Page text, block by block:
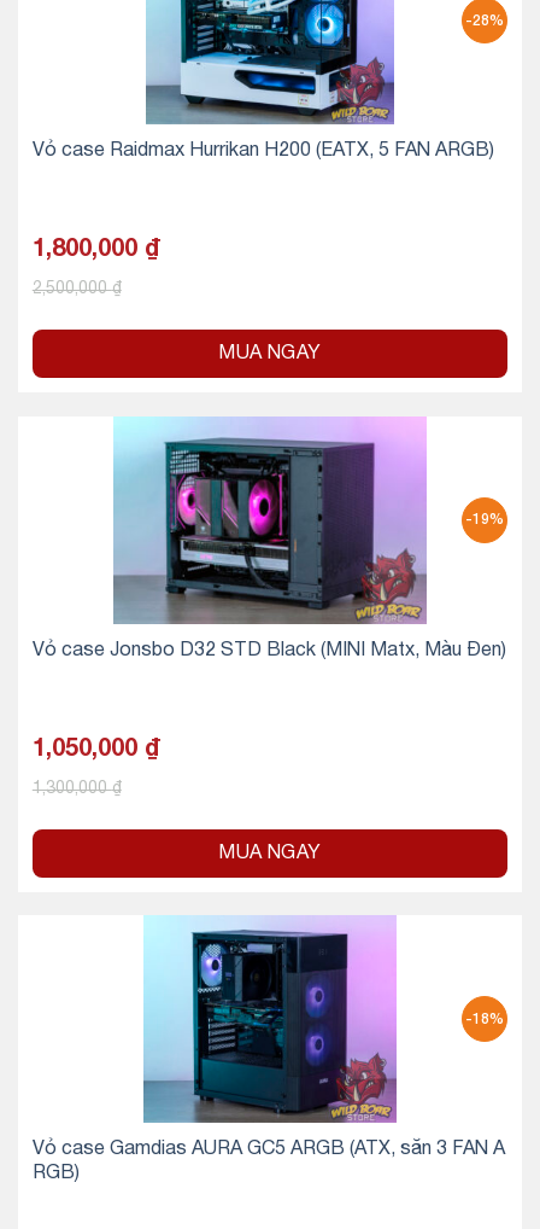
-28%
Vỏ case Raidmax Hurrikan H200 (EATX, 5 FAN ARGB)
1,800,000 ₫
2,500,000₫
MUA NGAY
-19%
Vỏ case Jonsbo D32 STD Black (MINI Matx, Màu Đen)
1,050,000 ₫
1,300,000₫
MUA NGAY
-18%
Vỏ case Gamdias AURA GC5 ARGB (ATX, sẵn 3 FAN A
RGB)